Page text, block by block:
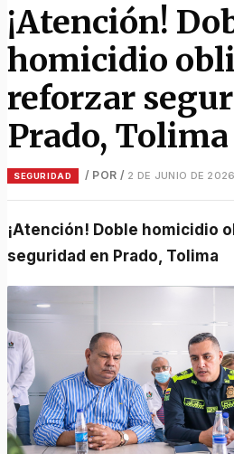
¡Atención!
homicidio
reforzar
Prado, Tolima
SEGURIDAD / POR / 2 DE JUNIO DE 2026
¡Atención! Doble homicidio obliga a reforzar
seguridad en Prado, Tolima